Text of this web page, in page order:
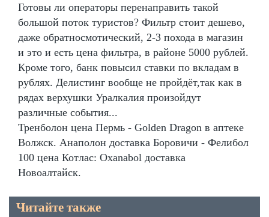
Готовы ли операторы перенаправить такой
большой поток туристов? Фильтр стоит дешево,
даже обратносмотический, 2-3 похода в магазин
и это и есть цена фильтра, в районе 5000 рублей.
Кроме того, банк повысил ставки по вкладам в
рублях. Делистинг вообще не пройдёт,так как в
рядах верхушки Уралкалия произойдут
различные события...
Тренболон цена Пермь - Golden Dragon в аптеке
Волжск. Анаполон доставка Боровичи - Фелибол
100 цена Котлас: Oxanabol доставка
Новоалтайск.
Читайте также